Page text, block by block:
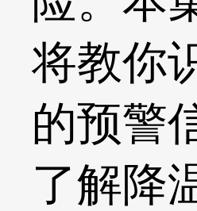
将教你
的预警
了解降